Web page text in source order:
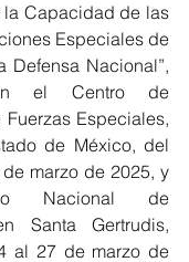
la Capacidad de las
Especiales de
Defensa Nacional”,
el Centro de
Especiales,
de México, del
marzo de 2025, y
Nacional de
Santa Gertrudis,
al 27 de marzo de